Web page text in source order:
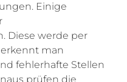
Einige
Diese werde per
man
fehlerhafte Stellen
prüfen die